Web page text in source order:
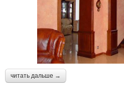
читать дальше →